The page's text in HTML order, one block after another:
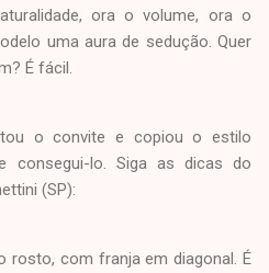
ora o volume, ora o
uma aura de sedução. Quer
É fácil.
o convite e copiou o estilo
consegui-lo. Siga as dicas do
(SP):
rosto, com franja em diagonal. É